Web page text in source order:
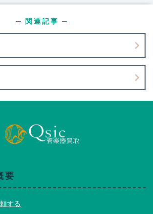
─ 関連記事 ─
要
する